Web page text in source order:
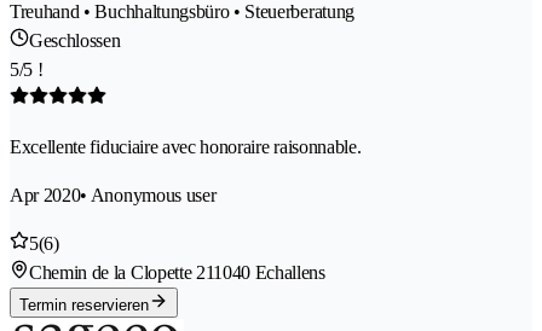
Treuhand • Buchhaltungsbüro • Steuerberatung
Geschlossen
5/5 !
Excellente fiduciaire avec honoraire raisonnable.
Apr 2020• Anonymous user
5(6)
Chemin de la Clopette 211040 Echallens
Termin reservieren